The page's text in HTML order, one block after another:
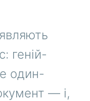
геній-
один-
— і,